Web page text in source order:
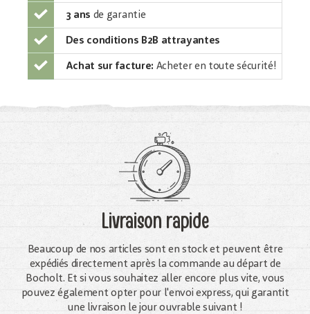
3 ans de garantie
Des conditions B2B attrayantes
Achat sur facture: Acheter en toute sécurité!
Livraison rapide
Beaucoup de nos articles sont en stock et peuvent être
expédiés directement après la commande au départ de
Bocholt. Et si vous souhaitez aller encore plus vite, vous
pouvez également opter pour l'envoi express, qui garantit
une livraison le jour ouvrable suivant !